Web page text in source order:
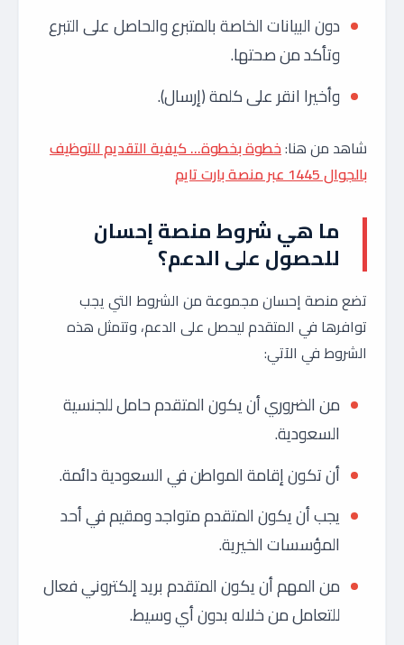
دون البيانات الخاصة بالمتبرع والحاصل على التبرع
وتأكد من صحتها.
وأخيرا انقر على كلمة (إرسال).
شاهد من هنا:خطوة بخطوة… كيفية التقديم للتوظيف
بالجوال 1445 عبر منصة بارت تايم
ما هي شروط منصة إحسان
للحصول على الدعم؟
تضع منصة إحسان مجموعة من الشروط التي يجب
توافرها في المتقدم ليحصل على الدعم، وتتمثل هذه
الشروط في الآتي:
من الضروري أن يكون المتقدم حامل للجنسية
السعودية.
أن تكون إقامة المواطن في السعودية دائمة.
يجب أن يكون المتقدم متواجد ومقيم في أحد
المؤسسات الخيرية.
من المهم أن يكون المتقدم بريد إلكتروني فعال
للتعامل من خلاله بدون أي وسيط.